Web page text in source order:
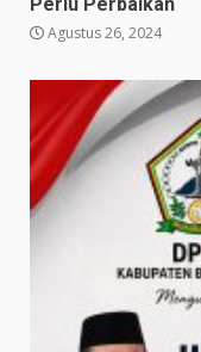
Agustus 26, 2024